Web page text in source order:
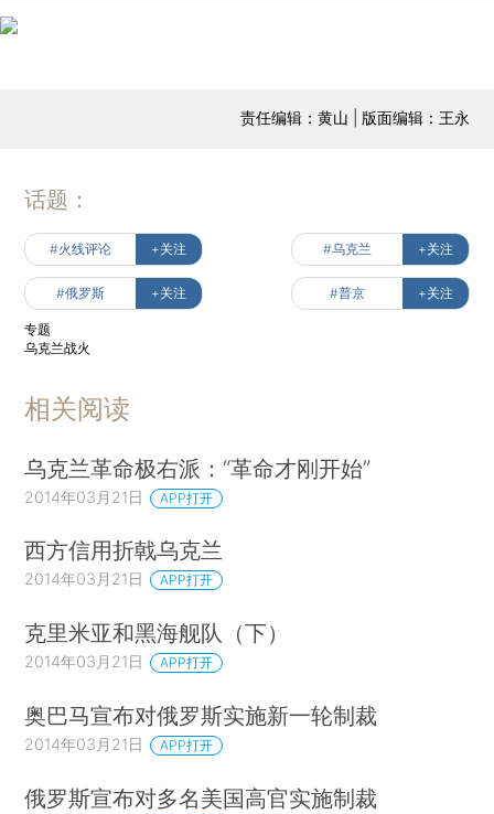
责任编辑：黄山 | 版面编辑：王永
话题：
#火线评论 +关注 #乌克兰 +关注
#俄罗斯 +关注 #普京 +关注
专题
乌克兰战火
相关阅读
乌克兰革命极右派：“革命才刚开始”
2014年03月21日 APP打开
西方信用折戟乌克兰
2014年03月21日 APP打开
克里米亚和黑海舰队（下）
2014年03月21日 APP打开
奥巴马宣布对俄罗斯实施新一轮制裁
2014年03月21日 APP打开
俄罗斯宣布对多名美国高官实施制裁